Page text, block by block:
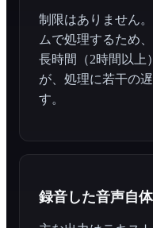
制限はありません
ムで処理するため
長時間（2時間以上
が、処理に若干の
す。
録音した音声自